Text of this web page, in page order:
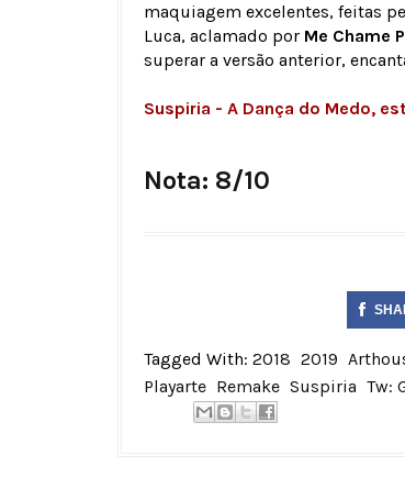
maquiagem excelentes, feitas
Luca, aclamado por Me Chame
superar a versão anterior,
Suspiria - A Dança do Medo,
Nota: 8/10
Tagged With: 2018 2019
Playarte Remake Suspiria Tw: